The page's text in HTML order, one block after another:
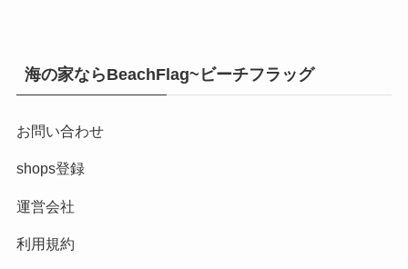
海の家ならBeachFlag~ビーチフラッグ
お問い合わせ
shops登録
運営会社
利用規約